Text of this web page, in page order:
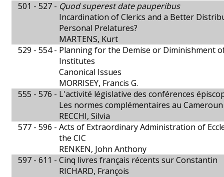
501 - 527 - Quod superest date pauperibus
Incardination of Clerics and a Better
Personal Prelatures?
MARTENS, Kurt
529 - 554 - Planning for the Demise or Diminishment
Institutes
Canonical Issues
MORRISEY, Francis G.
555 - 576 - L'activité législative des conférences
Les normes complémentaires au Cameroun
RECCHI, Silvia
577 - 596 - Acts of Extraordinary Administration of
the CIC
RENKEN, John Anthony
597 - 611 - Cinq livres français récents sur Constantin
RICHARD, François